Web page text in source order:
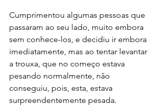
Cumprimentou algumas pessoas que
passaram ao seu lado, muito embora
sem conhece-los, e decidiu ir embora
imediatamente, mas ao tentar levantar
a trouxa, que no começo estava
pesando normalmente, não
conseguiu, pois, esta, estava
surpreendentemente pesada.